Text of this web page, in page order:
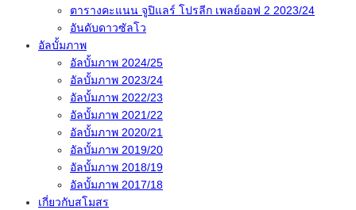
ตารางคะแนน จูปิแลร์ โปรลีก เพลย์ออฟ 2 2023/24
อันดับดาวซัลโว
อัลบั้มภาพ
อัลบั้มภาพ 2024/25
อัลบั้มภาพ 2023/24
อัลบั้มภาพ 2022/23
อัลบั้มภาพ 2021/22
อัลบั้มภาพ 2020/21
อัลบั้มภาพ 2019/20
อัลบั้มภาพ 2018/19
อัลบั้มภาพ 2017/18
เกี่ยวกับสโมสร